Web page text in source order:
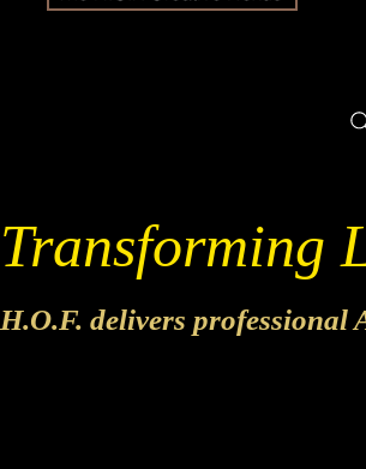
Transforming
H.O.F. delivers professional